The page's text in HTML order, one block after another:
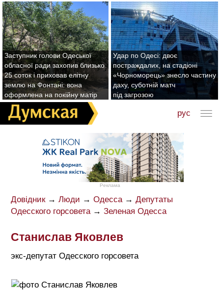
Заступник голови Одеської
обласної ради захопив близько
25 соток і приховав елітну
землю на Фонтані: вона
оформлена на покійну матір
Удар по Одесі: двоє
постраждалих, на стадіоні
«Чорноморець» знесло частину
даху, суботній матч
під загрозою
рус
Реклама
Довідник→ Люди → Одесса → Депутаты
Одесского горсовета → Зеленая Одесса
Станислав Яковлев
экс-депутат Одесского горсовета